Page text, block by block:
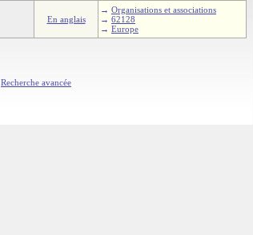
En anglais
→ Organisations et associations
→ 62128
→ Europe
Recherche avancée